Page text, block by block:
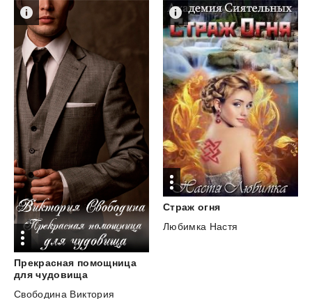
Прекрасная помощница
для чудовища
Свободина Виктория
Страж огня
Любимка Настя